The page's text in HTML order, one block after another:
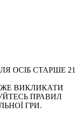
ОСІБ СТАРШЕ 21
ВИКЛИКАТИ
ПРАВИЛ
ГРИ.